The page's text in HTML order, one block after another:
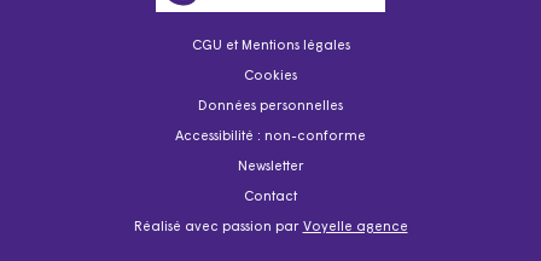
CGU et Mentions légales
Cookies
Données personnelles
Accessibilité : non-conforme
Newsletter
Contact
Réalisé avec passion par Voyelle agence